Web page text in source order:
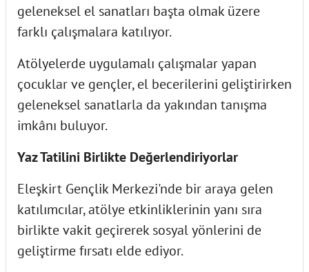
geleneksel el sanatları başta olmak üzere
farklı çalışmalara katılıyor.
Atölyelerde uygulamalı çalışmalar yapan
çocuklar ve gençler, el becerilerini geliştirirken
geleneksel sanatlarla da yakından tanışma
imkânı buluyor.
Yaz Tatilini Birlikte Değerlendiriyorlar
Eleşkirt Gençlik Merkezi'nde bir araya gelen
katılımcılar, atölye etkinliklerinin yanı sıra
birlikte vakit geçirerek sosyal yönlerini de
geliştirme fırsatı elde ediyor.